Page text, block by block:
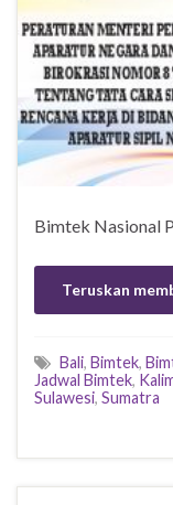
Bimtek Nasional
Teruskan
Bali, Bimtek,
Jadwal Bimtek,
Sulawesi, Sumatra